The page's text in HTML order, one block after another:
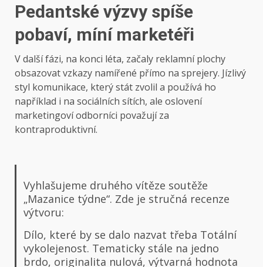
Pedantské výzvy spíše
pobaví, míní marketéři
V další fázi, na konci léta, začaly reklamní plochy
obsazovat vzkazy namířené přímo na sprejery. Jízlivý
styl komunikace, který stát zvolil a používá ho
například i na sociálních sítích, ale oslovení
marketingoví odborníci považují za
kontraproduktivní.
Vyhlašujeme druhého vítěze soutěže
„Mazanice týdne“. Zde je stručná recenze
výtvoru:
Dílo, které by se dalo nazvat třeba Totální
vykolejenost. Tematicky stále na jedno
brdo, originalita nulová, výtvarná hodnota